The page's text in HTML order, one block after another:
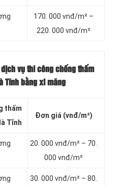
170. 000 vnđ/m² –
220. 000 vnđ/m²
vụ thi công chống thấm
Tĩnh bằng xi măng
thấm
Tĩnh
Đơn giá (vnđ/m²)
20. 000 vnđ/m² – 70.
000 vnđ/m²
30. 000 vnđ/m² – 80.